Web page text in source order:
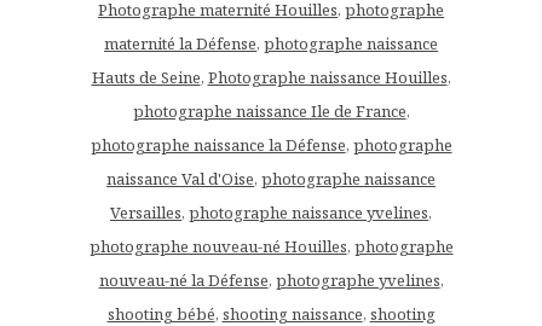
Photographe maternité Houilles, photographe
maternité la Défense, photographe naissance
Hauts de Seine, Photographe naissance Houilles,
photographe naissance Ile de France,
photographe naissance la Défense, photographe
naissance Val d'Oise, photographe naissance
Versailles, photographe naissance yvelines,
photographe nouveau-né Houilles, photographe
nouveau-né la Défense, photographe yvelines,
shooting bébé, shooting naissance, shooting